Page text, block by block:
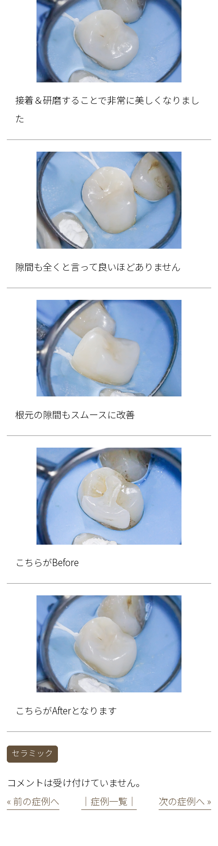
接着＆研磨することで非常に美しくなりまし
た
隙間も全くと言って良いほどありません
根元の隙間もスムースに改善
こちらがBefore
こちらがAfterとなります
セラミック
コメントは受け付けていません。
« 前の症例へ
│症例一覧│ 次の症例へ »